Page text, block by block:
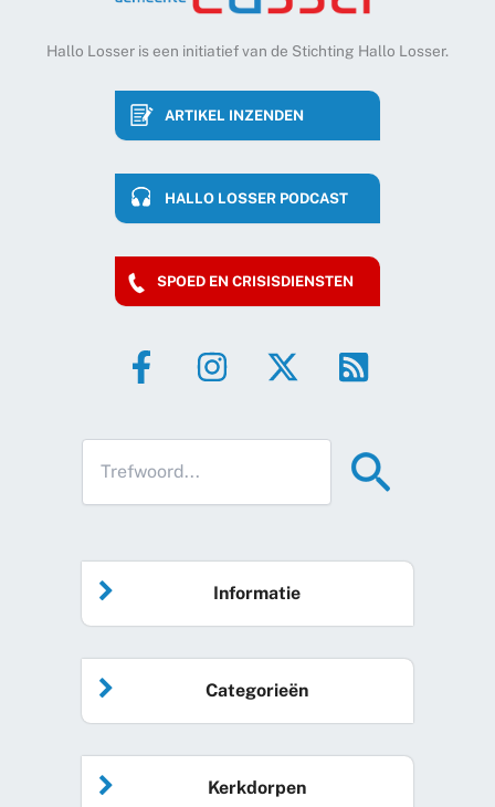
Hallo Losser is een initiatief van de Stichting Hallo Losser.
ARTIKEL INZENDEN
HALLO LOSSER PODCAST
SPOED EN CRISISDIENSTEN
Informatie
Home
Agenda
Categorieën
Algemeen nieuws
Kerkdorpen